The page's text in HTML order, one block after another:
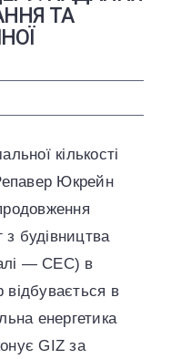
ТА
кількості
Юкрейн
з будівництва
— СЕС) в
відбувається в
енергетика
GIZ за